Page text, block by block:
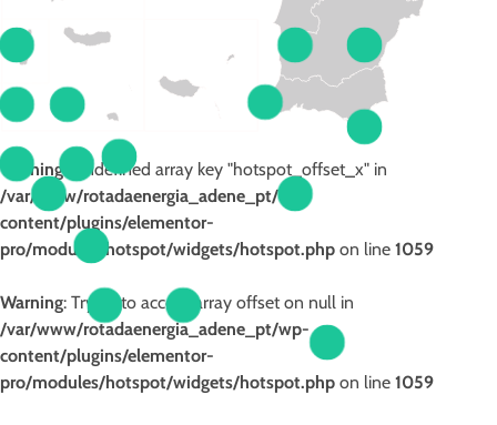
Warning : Undefined array key "hotspot_offset_x" in
/var/www/rotadaenergia_adene_pt/wp-
content/plugins/elementor-
pro/modules/hotspot/widgets/hotspot.php on line 1059
Warning: Trying to access array offset on null in
/var/www/rotadaenergia_adene_pt/wp-
content/plugins/elementor-
pro/modules/hotspot/widgets/hotspot.php on line 1059